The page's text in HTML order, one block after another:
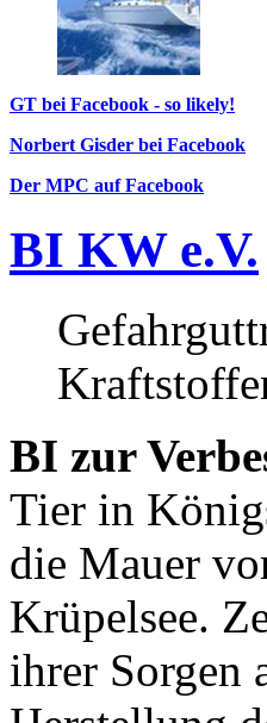
GT bei Facebook - so likely!
Norbert Gisder bei Facebook
Der MPC auf Facebook
BI KW e.V.
BI zur
Tier in
die Mauer
Krüpelsee.
ihrer Sorgen